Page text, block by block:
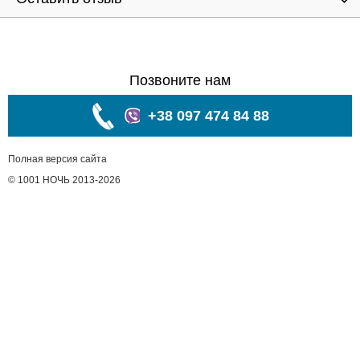
Позвоните нам
+38 097 474 84 88
Полная версия сайта
© 1001 НОЧЬ 2013-2026